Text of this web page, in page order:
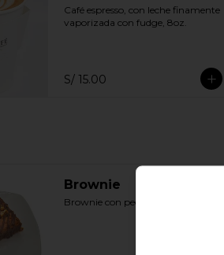
Café espresso, con leche finamente
vaporizada con fudge, 8oz.
S/ 15.00
Brownie
Brownie con pecanas.